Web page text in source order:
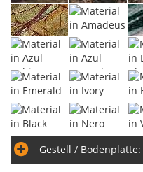
Gestell / Bodenplatte: